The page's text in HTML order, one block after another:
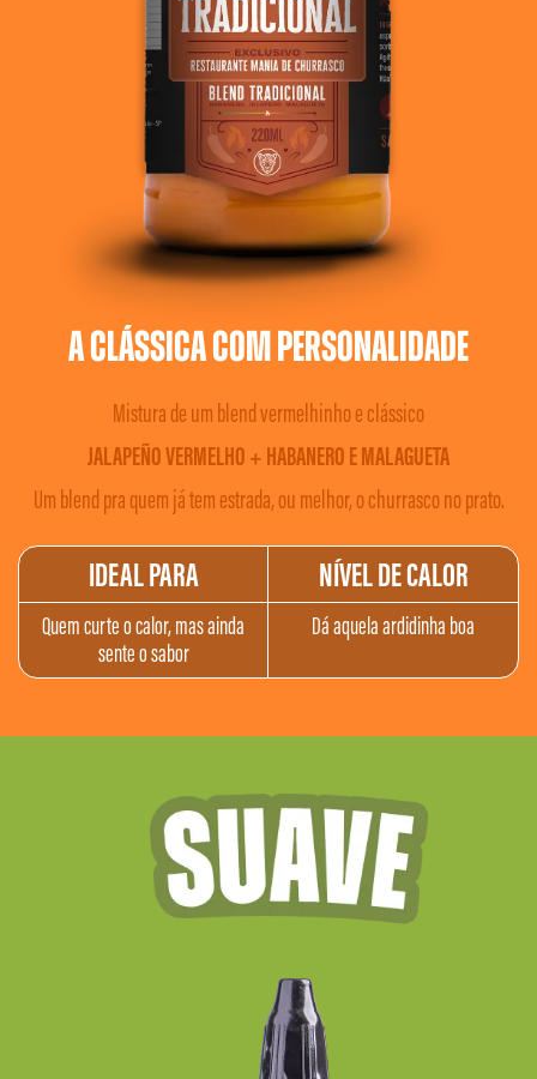
A clássica compersonalidade
Mistura de um blend vermelhinho e clássico
JALAPEÑO VERMELHO +HABANERO E MALAGUETA
Um blend pra quem já tem estrada, ou melhor,o churrasco no prato.
IDEALPARA
Quem curte o calor, mas ainda
sente o sabor
NÍVEL DE CALOR
Dá aquela ardidinha boa